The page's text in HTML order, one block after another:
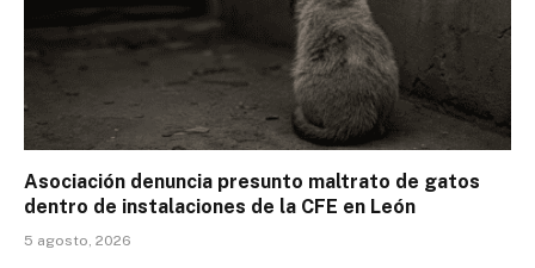
Asociación denuncia presunto maltrato de gatos
dentro de instalaciones de la CFE en León
5 agosto, 2026